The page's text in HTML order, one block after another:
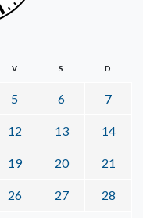
V S D
5 6 7
12 13 14
19 20 21
26 27 28